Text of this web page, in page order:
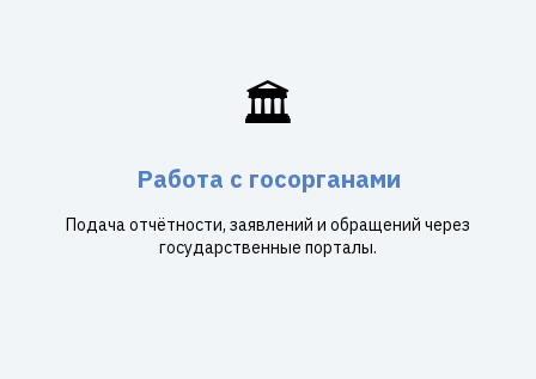
🏛️
Работа с госорганами
Подача отчётности, заявлений и обращений через
государственные порталы.